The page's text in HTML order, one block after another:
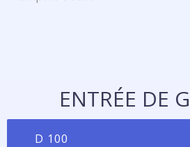
ENTRÉE DE
D 100